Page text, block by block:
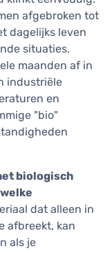
afgebroken tot
dagelijks leven
situaties.
maanden af in
industriële
en
"bio"
biologisch
dat alleen in
afbreekt, kan
als je